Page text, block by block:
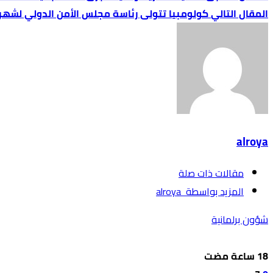
كولومبيا تتولى رئاسة مجلس الأمن الدولي
alroya
‫مقالات ذات صلة‬
‫‫المزيد بواسطة‬ ‬ alroya
شؤون برلمانية